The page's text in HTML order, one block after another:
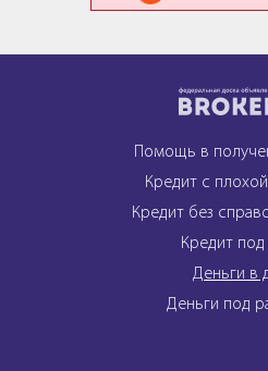
Помощь в
Кредит с
Кредит без
Кредит под
Деньги в
Деньги под